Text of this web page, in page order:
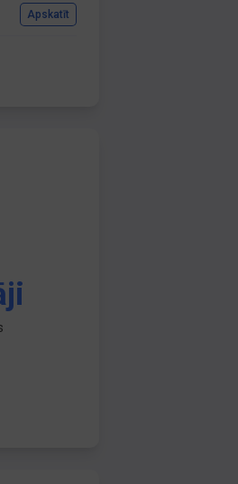
Apskatīt